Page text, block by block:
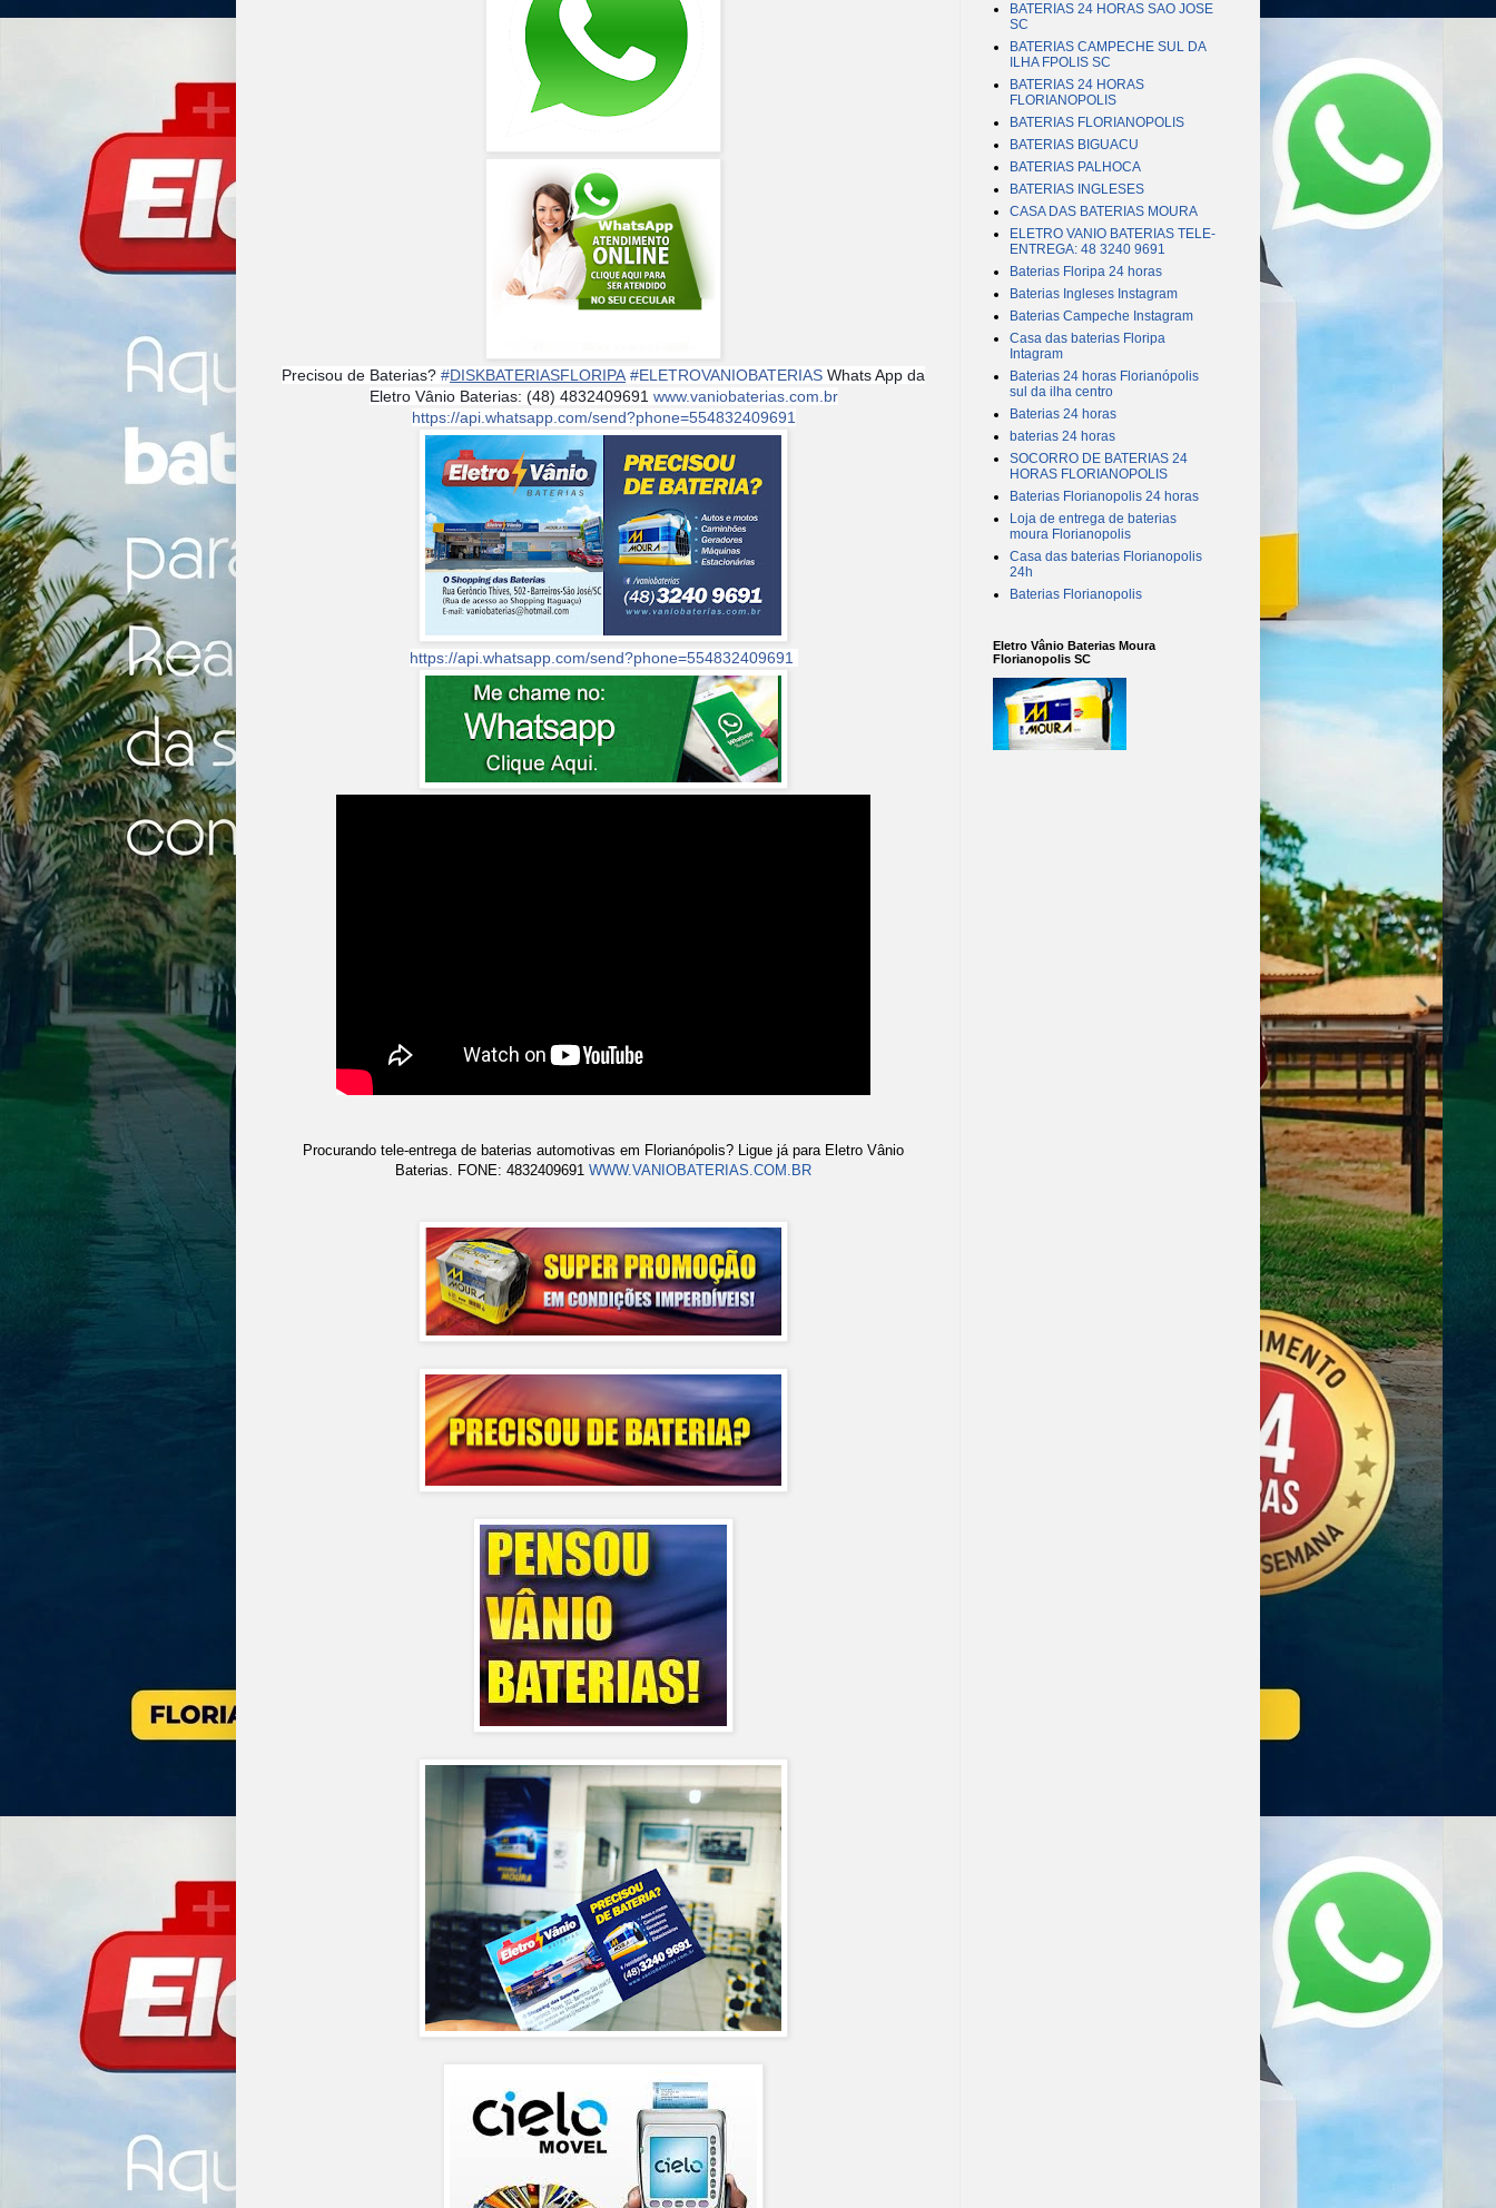
Precisou de Baterias? #DISKBATERIASFLORIPA #ELETROVANIOBATERIAS Whats App da
Eletro Vânio Baterias: (48) 4832409691 www.vaniobaterias.com.br
https://api.whatsapp.com/send?phone=554832409691
https://api.whatsapp.com/send?phone=554832409691
Procurando tele-entrega de baterias automotivas em Florianópolis? Ligue já para Eletro Vânio
Baterias. FONE: 4832409691 WWW.VANIOBATERIAS.COM.BR
BATERIAS 24 HORAS SAO JOSE
SC
BATERIAS CAMPECHE SUL DA
ILHA FPOLIS SC
BATERIAS 24 HORAS
FLORIANOPOLIS
BATERIAS FLORIANOPOLIS
BATERIAS BIGUACU
BATERIAS PALHOCA
BATERIAS INGLESES
CASA DAS BATERIAS MOURA
ELETRO VANIO BATERIAS TELE-
ENTREGA: 48 3240 9691
Baterias Floripa 24 horas
Baterias Ingleses Instagram
Baterias Campeche Instagram
Casa das baterias Floripa
Intagram
Baterias 24 horas Florianópolis
sul da ilha centro
Baterias 24 horas
baterias 24 horas
SOCORRO DE BATERIAS 24
HORAS FLORIANOPOLIS
Baterias Florianopolis 24 horas
Loja de entrega de baterias
moura Florianopolis
Casa das baterias Florianopolis
24h
Baterias Florianopolis
Eletro Vânio Baterias Moura
Florianopolis SC